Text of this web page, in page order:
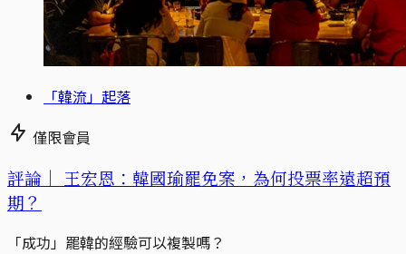
「韓流」起落
僅限會員
評論｜ 王宏恩：韓國瑜罷免案，為何投票率遠超預
期？
「成功」罷韓的經驗可以複製嗎？